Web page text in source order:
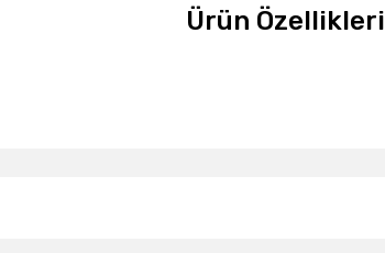
Ürün Özellikleri